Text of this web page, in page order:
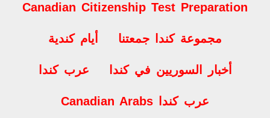
Canadian Citizenship Test Preparation
أيام كندية مجموعة كندا جمعتنا
عرب كندا أخبار السوريين في كندا
Canadian Arabs عرب كندا